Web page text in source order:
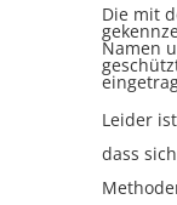
Die mit
Namen
Leider
dass